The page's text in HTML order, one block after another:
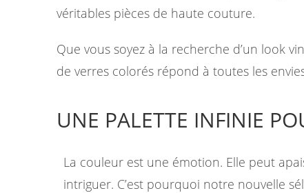
véritables pièces de haute couture.
Que vous soyez à la recherche d’un look
de verres colorés répond à toutes les
UNE PALETTE INFINIE
La couleur est une émotion. Elle peut
intriguer. C’est pourquoi notre nouvelle